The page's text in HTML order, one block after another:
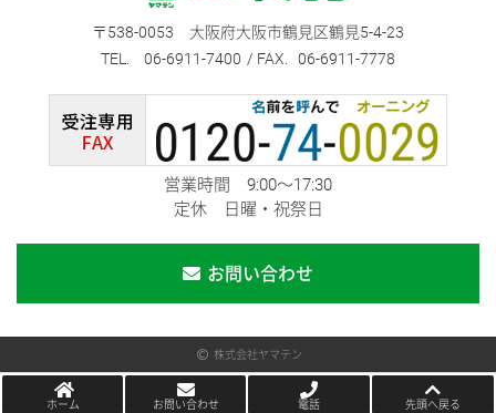
538-0053
大阪府大阪市鶴見区鶴見5-4-23
06-6911-7400
06-6911-7778
営業時間 9:00～17:30
定休 日曜・祝祭日
お問い合わせ
ホーム お問い合わせ 電話 先頭へ戻る
株式会社ヤマテン